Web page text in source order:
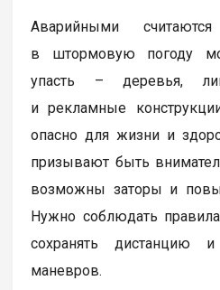
Аварийными
в штормовую погоду
упасть – деревья,
и рекламные
опасно для жизни и
призывают быть
возможны заторы и
Нужно соблюдать
сохранять дистанцию
маневров.